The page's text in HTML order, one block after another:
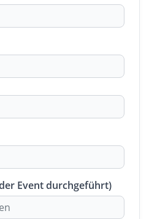
Event durchgeführt)